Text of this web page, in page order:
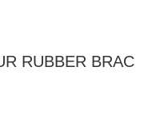
RUBBER BRAC